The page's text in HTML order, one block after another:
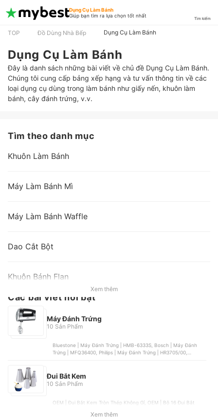
Dụng Cụ Làm Bánh
Giúp bạn tìm ra lựa chọn tốt nhất
Tìm kiếm
TOP Đồ Dùng Nhà Bếp Dụng Cụ Làm Bánh
Dụng Cụ Làm Bánh
Đây là danh sách những bài viết về chủ đề Dụng Cụ Làm Bánh.
Chúng tôi cung cấp bảng xếp hạng và tư vấn thông tin về các
loại dụng cụ dùng trong làm bánh như giấy nến, khuôn làm
bánh, cây đánh trứng, v.v.
Tìm theo danh mục
Khuôn Làm Bánh
Máy Làm Bánh Mì
Máy Làm Bánh Waffle
Dao Cắt Bột
Khuôn Bánh Flan
Xem thêm
Các bài viết nổi bật
Máy Đánh Trứng
10 Sản Phẩm
Bluestone | Máy Đánh Trứng | HMB-6333S, Bosch | Máy Đánh
Trứng | MFQ36400, Philips | Máy Đánh Trứng | HR3705/00,
Đui Bắt Kem
10 Sản Phẩm
OEM | Đui Bắt Kem Tròn Thép Không Gỉ, OEM | Bộ 16 Đui Bắt
Xem thêm